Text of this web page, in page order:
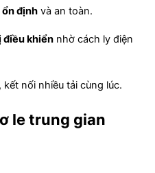
định và an toàn.
điều khiển nhờ cách ly điện
nối nhiều tải cùng lúc.
le trung gian